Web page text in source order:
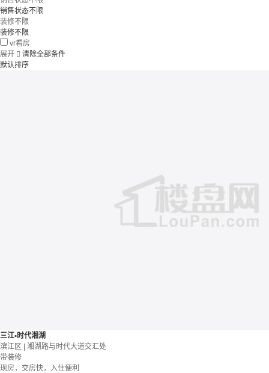
销售状态不限
装修不限
装修不限
vr看房
展开  清除全部条件
默认排序
三江•时代湘湖
滨江区 | 湘湖路与时代大道交汇处
带装修
现房，交房快，入住便利